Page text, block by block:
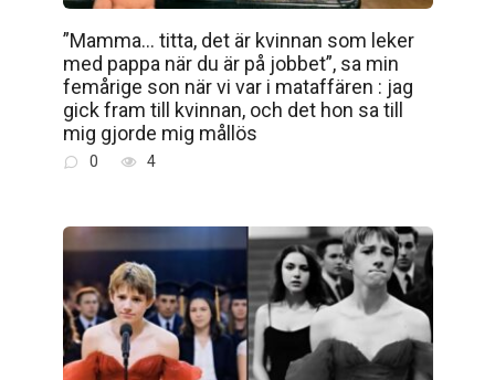
”Mamma… titta, det är kvinnan som leker
med pappa när du är på jobbet”, sa min
femårige son när vi var i mataffären : jag
gick fram till kvinnan, och det hon sa till
mig gjorde mig mållös
0 4